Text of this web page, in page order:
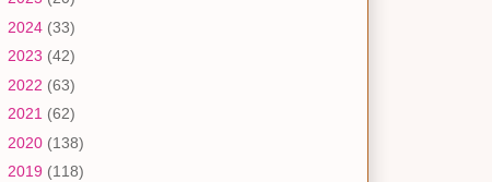
2024 (33)
2023 (42)
2022 (63)
2021 (62)
2020 (138)
2019 (118)